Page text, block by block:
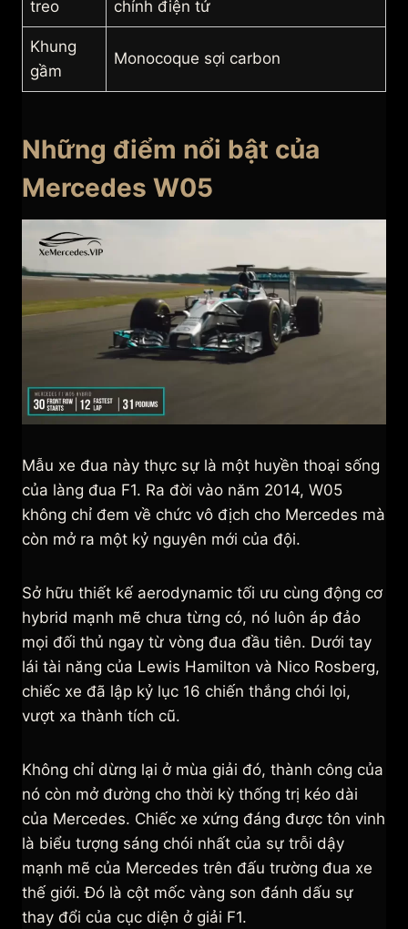
treo chỉnh điện tử
Khung
gầm
Monocoque sợi carbon
Những điểm nổi bật của
Mercedes W05
Mẫu xe đua này thực sự là một huyền thoại sống
của làng đua F1. Ra đời vào năm 2014, W05
không chỉ đem về chức vô địch cho Mercedes mà
còn mở ra một kỷ nguyên mới của đội.
Sở hữu thiết kế aerodynamic tối ưu cùng động cơ
hybrid mạnh mẽ chưa từng có, nó luôn áp đảo
mọi đối thủ ngay từ vòng đua đầu tiên. Dưới tay
lái tài năng của Lewis Hamilton và Nico Rosberg,
chiếc xe đã lập kỷ lục 16 chiến thắng chói lọi,
vượt xa thành tích cũ.
Không chỉ dừng lại ở mùa giải đó, thành công của
nó còn mở đường cho thời kỳ thống trị kéo dài
của Mercedes. Chiếc xe xứng đáng được tôn vinh
là biểu tượng sáng chói nhất của sự trỗi dậy
mạnh mẽ của Mercedes trên đấu trường đua xe
thế giới. Đó là cột mốc vàng son đánh dấu sự
thay đổi của cục diện ở giải F1.